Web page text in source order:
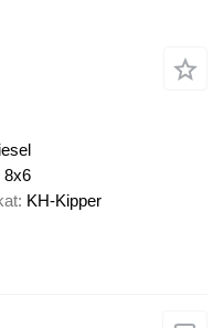
8x6
KH-Kipper